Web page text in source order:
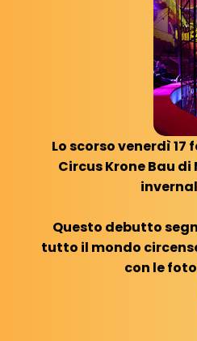
Lo scorso venerdì
Circus Krone Bau
Questo debutto
tutto il mondo
con le